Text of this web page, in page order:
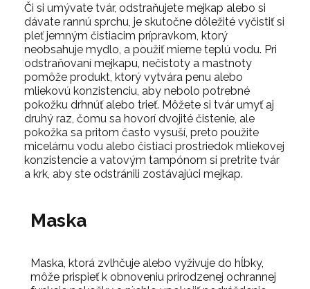
Či si umývate tvár, odstraňujete mejkap alebo si
dávate rannú sprchu, je skutočne dôležité vyčistiť si
pleť jemným čistiacim prípravkom, ktorý
neobsahuje mydlo, a použiť mierne teplú vodu. Pri
odstraňovaní mejkapu, nečistoty a mastnoty
pomôže produkt, ktorý vytvára penu alebo
mliekovú konzistenciu, aby nebolo potrebné
pokožku drhnúť alebo trieť. Môžete si tvár umyť aj
druhý raz, čomu sa hovorí dvojité čistenie, ale
pokožka sa pritom často vysuší, preto použite
micelárnu vodu alebo čistiaci prostriedok mliekovej
konzistencie a vatovým tampónom si pretrite tvár
a krk, aby ste odstránili zostávajúci mejkap.
Maska
Maska, ktorá zvlhčuje alebo vyživuje do hĺbky,
môže prispieť k obnoveniu prirodzenej ochrannej